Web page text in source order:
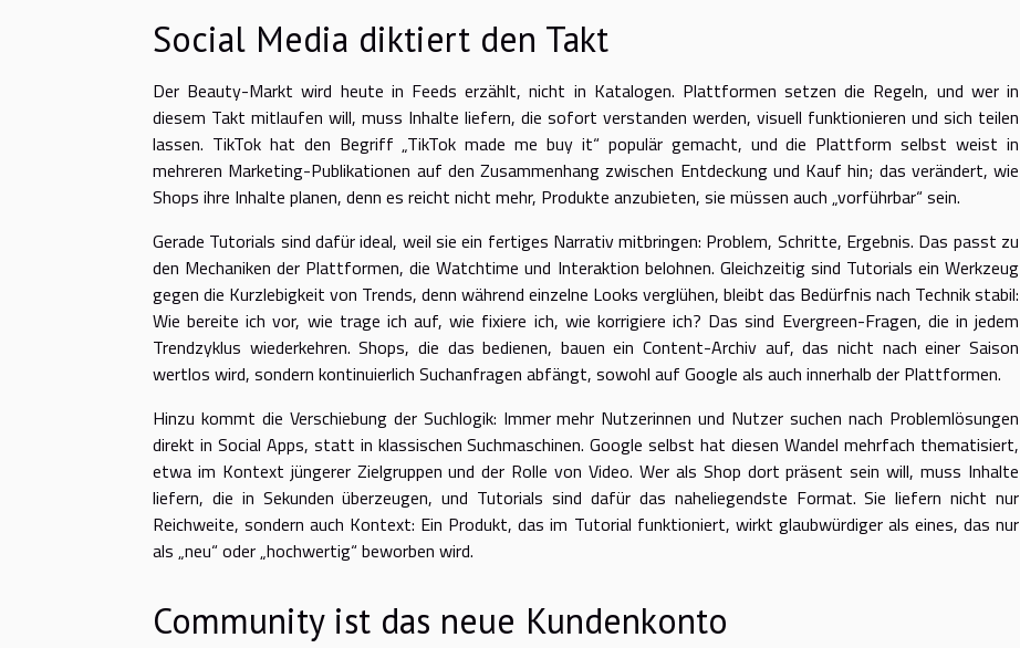
Social Media diktiert den Takt
Der Beauty-Markt wird heute in Feeds erzählt, nicht in Katalogen. Plattformen setzen die Regeln, und wer in
diesem Takt mitlaufen will, muss Inhalte liefern, die sofort verstanden werden, visuell funktionieren und sich teilen
lassen. TikTok hat den Begriff „TikTok made me buy it“ populär gemacht, und die Plattform selbst weist in
mehreren Marketing-Publikationen auf den Zusammenhang zwischen Entdeckung und Kauf hin; das verändert, wie
Shops ihre Inhalte planen, denn es reicht nicht mehr, Produkte anzubieten, sie müssen auch „vorführbar“ sein.
Gerade Tutorials sind dafür ideal, weil sie ein fertiges Narrativ mitbringen: Problem, Schritte, Ergebnis. Das passt zu
den Mechaniken der Plattformen, die Watchtime und Interaktion belohnen. Gleichzeitig sind Tutorials ein Werkzeug
gegen die Kurzlebigkeit von Trends, denn während einzelne Looks verglühen, bleibt das Bedürfnis nach Technik stabil:
Wie bereite ich vor, wie trage ich auf, wie fixiere ich, wie korrigiere ich? Das sind Evergreen-Fragen, die in jedem
Trendzyklus wiederkehren. Shops, die das bedienen, bauen ein Content-Archiv auf, das nicht nach einer Saison
wertlos wird, sondern kontinuierlich Suchanfragen abfängt, sowohl auf Google als auch innerhalb der Plattformen.
Hinzu kommt die Verschiebung der Suchlogik: Immer mehr Nutzerinnen und Nutzer suchen nach Problemlösungen
direkt in Social Apps, statt in klassischen Suchmaschinen. Google selbst hat diesen Wandel mehrfach thematisiert,
etwa im Kontext jüngerer Zielgruppen und der Rolle von Video. Wer als Shop dort präsent sein will, muss Inhalte
liefern, die in Sekunden überzeugen, und Tutorials sind dafür das naheliegendste Format. Sie liefern nicht nur
Reichweite, sondern auch Kontext: Ein Produkt, das im Tutorial funktioniert, wirkt glaubwürdiger als eines, das nur
als „neu“ oder „hochwertig“ beworben wird.
Community ist das neue Kundenkonto